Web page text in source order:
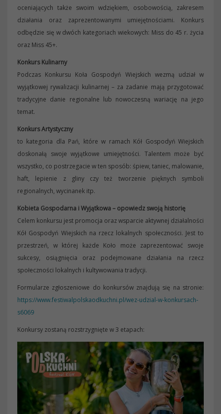
oceniających także swoim wdziękiem, osobowością, zakresem
działania oraz zaprezentowanymi umiejętnościami. Konkurs
odbędzie się w dwóch kategoriach wiekowych: Miss do 45 r. życia
oraz Miss 45+.
Konkurs Kulinarny
Podczas Konkursu Koła Gospodyń Wiejskich wezmą udział w
wyjątkowej rywalizacji kulinarnej – za zadanie mają przygotować
tradycyjne danie regionalne lub nowoczesną wariację na jego
temat.
Konkurs Artystyczny
to kategoria dla Pań, które w ramach Kół Gospodyń Wiejskich
doskonałą swoje wyjątkowe umiejętności. Talentem może być
wszystko, co postrzegacie w ten sposób: śpiew, taniec, malowanie,
haft, lepienie z gliny czy też tworzenie pięknych symboli
regionalnych, wycinanek itp.
Kobieta Gospodarna i Wyjątkowa – opowiedz swoją historię
Celem konkursu jest promocja oraz wsparcie aktywnej działalności
Kół Gospodyń Wiejskich na rzecz lokalnych społeczności. Jest to
przestrzeń, w której każde Koło może zaprezentować swoje
sukcesy, osiągnięcia oraz podejmowane działania na rzecz
społeczności lokalnych i kultywowania tradycji.
Formularze zgłoszeniowe do konkursów znajdują się na stronie:
https://www.festiwalpolskaodkuchni.pl/wez-udzial-w-konkursach-
s6069
Konkursy zostaną rozstrzygnięte w 3 etapach: